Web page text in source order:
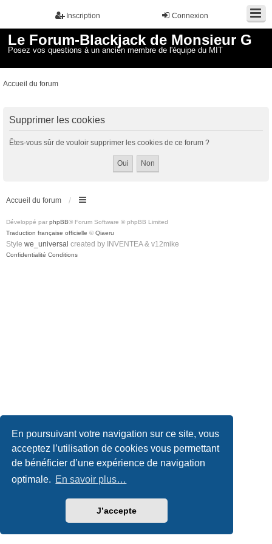
En poursuivant votre navigation sur ce site, vous
acceptez l’utilisation de cookies vous permettant
de bénéficier d’une expérience de navigation
optimale. En savoir plus…
J’accepte
Connexion
Inscription
Le Forum-Blackjack de Monsieur G
Posez vos questions à un ancien membre de l'équipe du MIT
Accueil du forum
Supprimer les cookies
Êtes-vous sûr de vouloir supprimer les cookies de ce forum ?
Accueil du forum
Développé par phpBB® Forum Software © phpBB Limited
Traduction française officielle © Qiaeru
Style we_universal created by INVENTEA & v12mike
Confidentialité Conditions